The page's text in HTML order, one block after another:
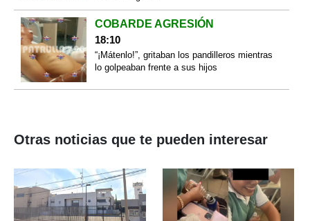
COBARDE AGRESIÓN
18:10
“¡Mátenlo!”, gritaban los pandilleros mientras
lo golpeaban frente a sus hijos
Otras noticias que te pueden interesar